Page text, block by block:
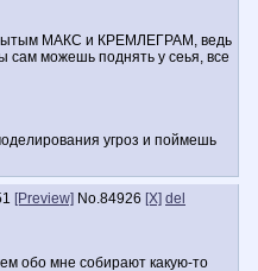
МАКС и КРЕМЛЕГРАМ, ведь
сам можешь поднять у сеья, все
угроз и поймешь
[Preview] No.84926 [X] del
обо мне собирают какую-то